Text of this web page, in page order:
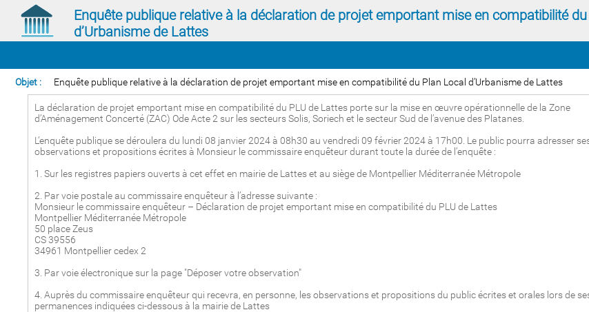
Enquête publique relative à la déclaration de projet emportant mise en compatibilité
d’Urbanisme de Lattes
Objet : Enquête publique relative à la déclaration de projet emportant mise en compatibilité du Plan Local d’Urbanisme de Lattes
La déclaration de projet emportant mise en compatibilité du PLU de Lattes porte sur la mise en œuvre opérationnelle de la Zone
d’Aménagement Concerté (ZAC) Ode Acte 2 sur les secteurs Solis, Soriech et le secteur Sud de l’avenue des Platanes.
L’enquête publique se déroulera du lundi 08 janvier 2024 à 08h30 au vendredi 09 février 2024 à 17h00. Le public pourra adresser
observations et propositions écrites à Monsieur le commissaire enquêteur durant toute la durée de l’enquête :
1. Sur les registres papiers ouverts à cet effet en mairie de Lattes et au siège de Montpellier Méditerranée Métropole
2. Par voie postale au commissaire enquêteur à l’adresse suivante :
Monsieur le commissaire enquêteur – Déclaration de projet emportant mise en compatibilité du PLU de Lattes
Montpellier Méditerranée Métropole
50 place Zeus
CS 39556
34961 Montpellier cedex 2
3. Par voie électronique sur la page "Déposer votre observation"
4. Auprès du commissaire enquêteur qui recevra, en personne, les observations et propositions du public écrites et orales lors de
permanences indiquées ci-dessous à la mairie de Lattes